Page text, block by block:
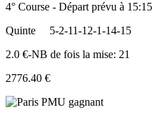
4° Course - Départ prévu à 15:15
Quinte
5-2-11-12-1-14-15
2.0 €-NB de fois la mise: 21
2776.40 €